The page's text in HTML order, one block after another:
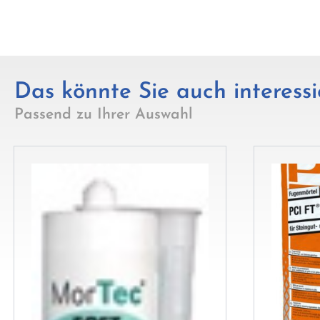
Das könnte Sie auch